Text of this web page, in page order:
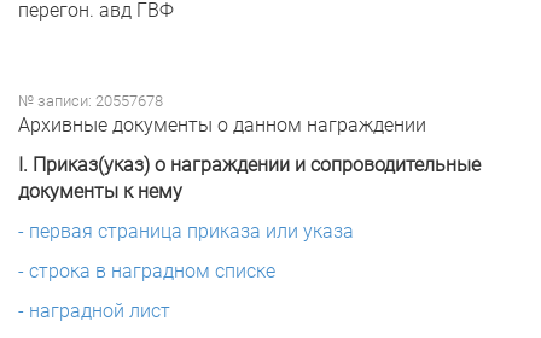
перегон. авд ГВФ
№ записи: 20557678
Архивные документы о данном награждении
I. Приказ(указ) о награждении и сопроводительные
документы к нему
- первая страница приказа или указа
- строка в наградном списке
- наградной лист